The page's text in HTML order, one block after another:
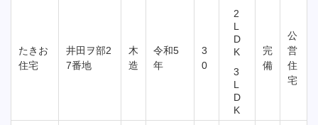
たきお
住宅
井田ヲ部2
7番地
木
造
令和5
年
3
0
2
L
D
K
3
L
D
K
完
備
公
営
住
宅